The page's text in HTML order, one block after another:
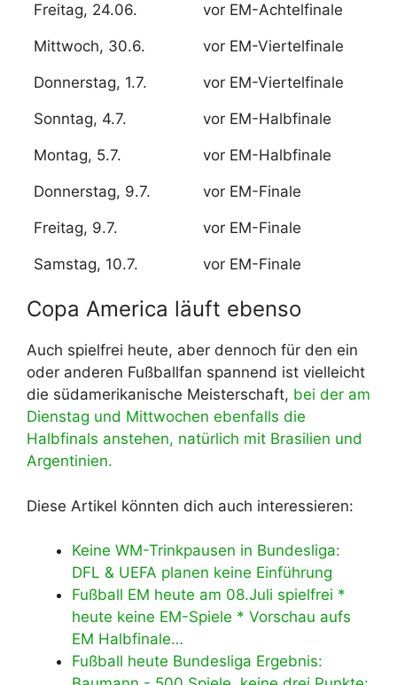
Freitag, 24.06. vor EM-Achtelfinale
Mittwoch, 30.6. vor EM-Viertelfinale
Donnerstag, 1.7. vor EM-Viertelfinale
Sonntag, 4.7. vor EM-Halbfinale
Montag, 5.7. vor EM-Halbfinale
Donnerstag, 9.7. vor EM-Finale
Freitag, 9.7. vor EM-Finale
Samstag, 10.7. vor EM-Finale
Copa America läuft ebenso
Auch spielfrei heute, aber dennoch für den ein
oder anderen Fußballfan spannend ist vielleicht
die südamerikanische Meisterschaft, bei der am
Dienstag und Mittwochen ebenfalls die
Halbfinals anstehen, natürlich mit Brasilien und
Argentinien.
Diese Artikel könnten dich auch interessieren:
Keine WM-Trinkpausen in Bundesliga:
DFL & UEFA planen keine Einführung
Fußball EM heute am 08.Juli spielfrei *
heute keine EM-Spiele * Vorschau aufs
EM Halbfinale…
Fußball heute Bundesliga Ergebnis: